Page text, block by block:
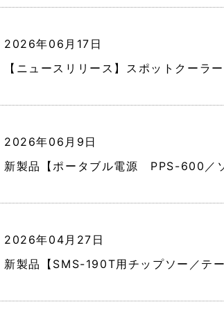
2026年06月17日
【ニュースリリース】スポットクーラ
2026年06月9日
新製品【ポータブル電源 PPS-600／
2026年04月27日
新製品【SMS-190T用チップソー／テ